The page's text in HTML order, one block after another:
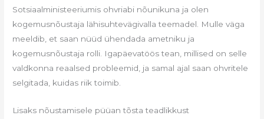
Sotsiaalministeeriumis ohvriabi nõunikuna ja olen
kogemusnõustaja lähisuhtevägivalla teemadel. Mulle väga
meeldib, et saan nüüd ühendada ametniku ja
kogemusnõustaja rolli. Igapäevatöös tean, millised on selle
valdkonna reaalsed probleemid, ja samal ajal saan ohvritele
selgitada, kuidas riik toimib.
Lisaks nõustamisele püüan tõsta teadlikkust